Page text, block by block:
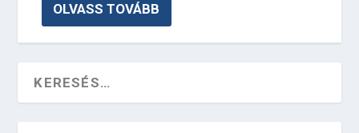
OLVASS TOVÁBB